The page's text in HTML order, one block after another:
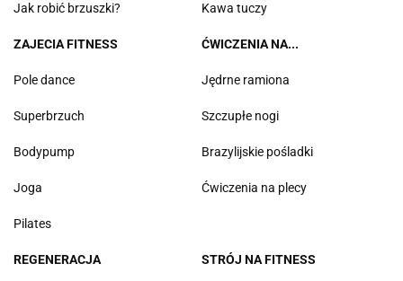
Jak robić brzuszki? Kawa tuczy
ZAJECIA FITNESS
Pole dance
Superbrzuch
Bodypump
Joga
Pilates
ĆWICZENIA NA...
Jędrne ramiona
Szczupłe nogi
Brazylijskie pośladki
Ćwiczenia na plecy
REGENERACJA STRÓJ NA FITNESS